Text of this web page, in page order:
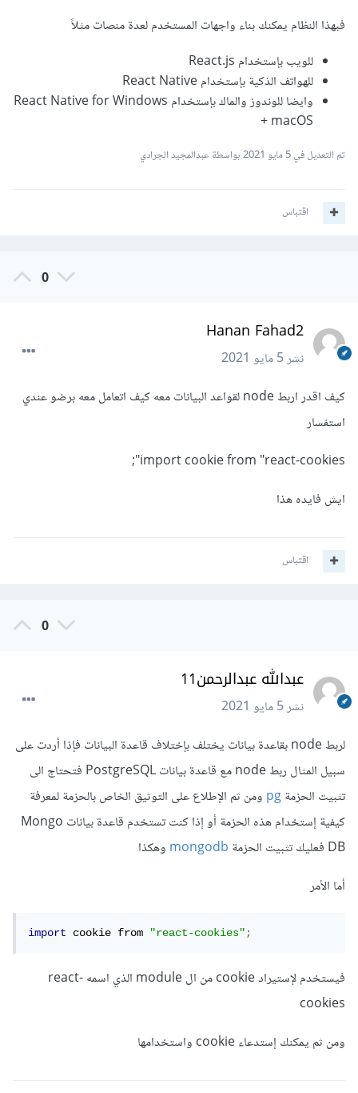
فبهذا النظام يمكنك بناء واجهات المستخدم لعدة منصات مثلاً
للويب بإستخدام React.js
للهواتف الذكية بإستخدام React Native
وايضا للوندوز والماك بإستخدام React Native for Windows
+ macOS
تم التعديل في5 مايو 2021 بواسطة عبدالمجيد الجرادي
اقتباس
0
Hanan Fahad2
نشر5 مايو 2021
كيف اقدر اربط node لقواعد البيانات معه كيف اتعامل معه برضو عندي
استفسار
import cookie from "react-cookies";
ايش فايده هذا
اقتباس
0
عبدالله عبدالرحمن11
نشر5 مايو 2021
لربط node بقاعدة بيانات يختلف بإختلاف قاعدة البيانات فإذا أردت على
سبيل المثال ربط node مع قاعدة بيانات PostgreSQL فتحتاج الى
تثبيت الحزمةpgومن ثم الإطلاع على التوثيق الخاص بالحزمة لمعرفة
كيفية إستخدام هذه الحزمة أو إذا كنت تستخدم قاعدة بيانات Mongo
DB فعليك تثبيت الحزمة
mongodbوهكذا
أما الأمر
import cookie from "react-cookies";
فيستخدم لإستيراد cookie من ال module الذي اسمه react-
cookies
ومن ثم يمكنك إستدعاء cookie واستخدامها